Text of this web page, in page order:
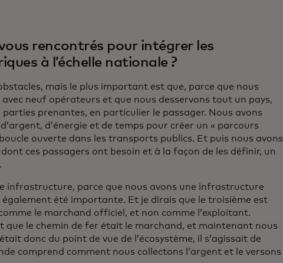
rencontrés pour intégrer les
à l’échelle nationale ?
mais le plus important est que, parce que nous
neuf opérateurs et que nous desservons tout un pays,
parties prenantes, en particulier le passager. Nous avons
d’énergie et de temps pour créer un « parcours
ouverte dans les transports publics. Et puis nous avons
ces passagers ont besoin et à la façon de les définir, un
infrastructure, parce que nous avons une infrastructure
été importante. Et je dirais que le troisième est
le marchand officiel, et non comme l’exploitant.
que le chemin de fer était le marchand, et maintenant nous
donc du point de vue de l’écosystème, il s’agissait de
comprend comment nous collectons l’argent et le versons